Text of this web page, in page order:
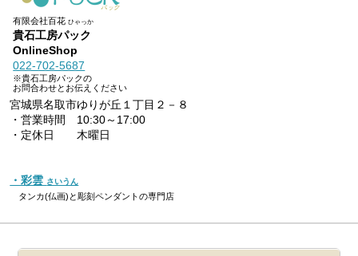
有限会社百花ひゃっか
貴石工房パック
OnlineShop
022-702-5687
※貴石工房パックの
お問合わせとお伝えください
宮城県名取市ゆりが丘１丁目２－８
・営業時間 10:30～17:00
・定休日 木曜日
・彩雲 さいうん
タンカ(仏画)と彫刻ペンダントの専門店